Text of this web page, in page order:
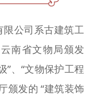
公司系古建筑工
南省文物局颁发
”、“文物保护工程
颁发的 “建筑装饰